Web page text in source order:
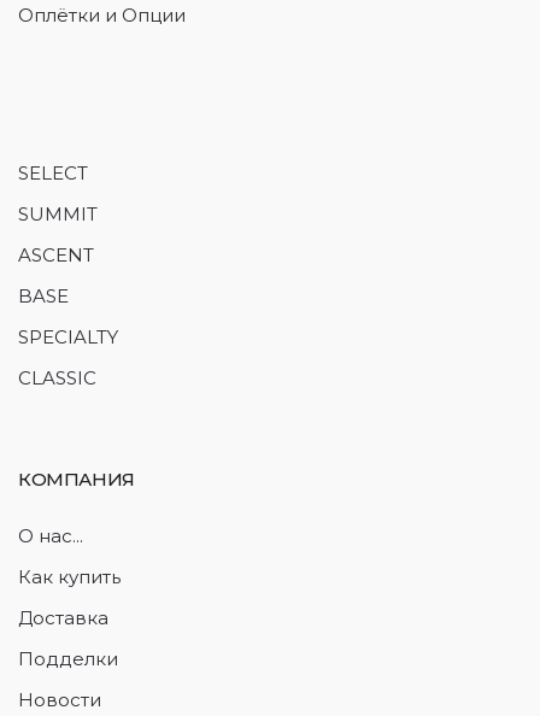
Оплётки и Опции
SELECT
SUMMIT
ASCENT
BASE
SPECIALTY
CLASSIC
КОМПАНИЯ
О нас...
Как купить
Доставка
Подделки
Новости